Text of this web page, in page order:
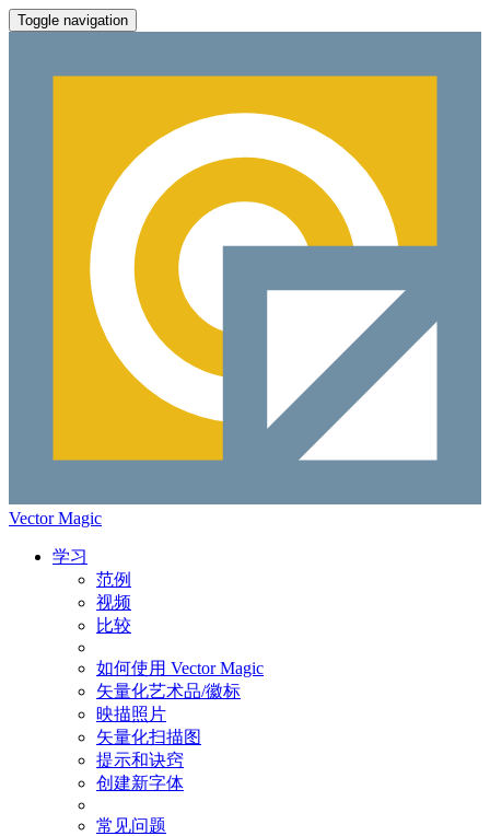
Toggle navigation
Vector Magic
学习
范例
视频
比较
如何使用 Vector Magic
矢量化艺术品/徽标
映描照片
矢量化扫描图
提示和诀窍
创建新字体
常见问题